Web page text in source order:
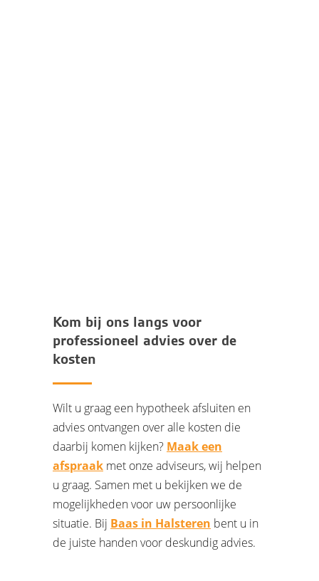
Kom bij ons langs voor
professioneel advies over de
kosten
Wilt u graag een hypotheek afsluiten en
advies ontvangen over alle kosten die
daarbij komen kijken? Maak een
afspraak met onze adviseurs, wij helpen
u graag. Samen met u bekijken we de
mogelijkheden voor uw persoonlijke
situatie. Bij Baas in Halsteren bent u in
de juiste handen voor deskundig advies.